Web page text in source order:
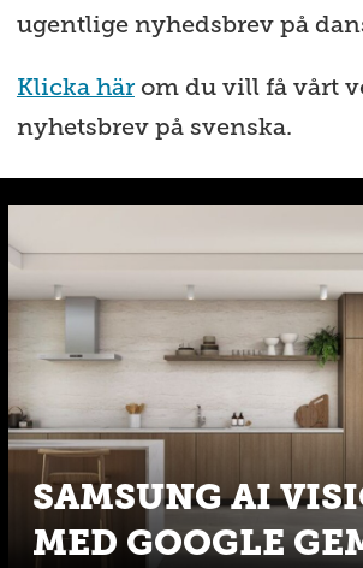
ugentlige nyhedsbrev på
Klicka härom du vill få vårt
nyhetsbrev på svenska.
SAMSUNG AI
MED GOOGLE